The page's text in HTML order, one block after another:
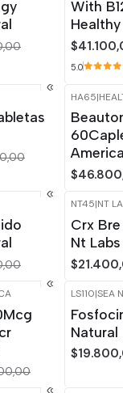
With
5.0
-15% OFF
Agotado
HA65|
America
-15%
NT45|NT
Crx
Nt Labs
-15%OFF
LS110|SEA
Natural